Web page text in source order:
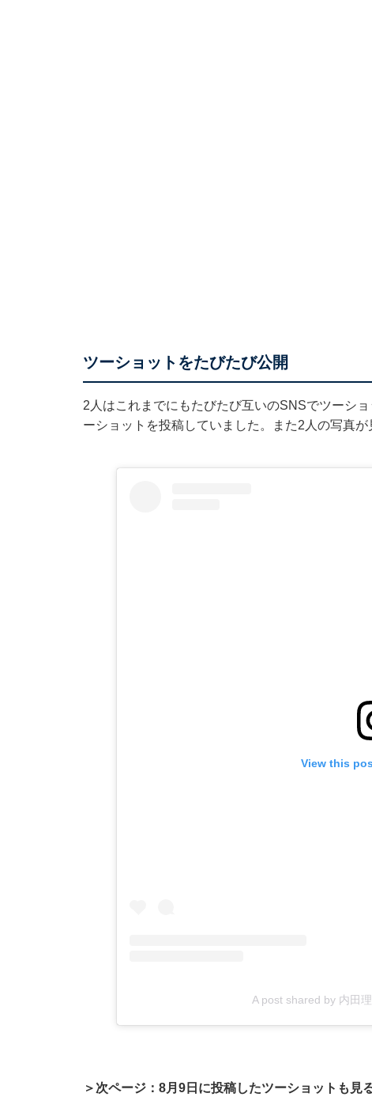
ツーショットをたびたび公開
2人はこれまでにもたびたび互いのSNSでツーシ
ーショットを投稿していました。また2人の写真が
View this
A post shared by 内田
＞次ページ：8月9日に投稿したツーショットも見